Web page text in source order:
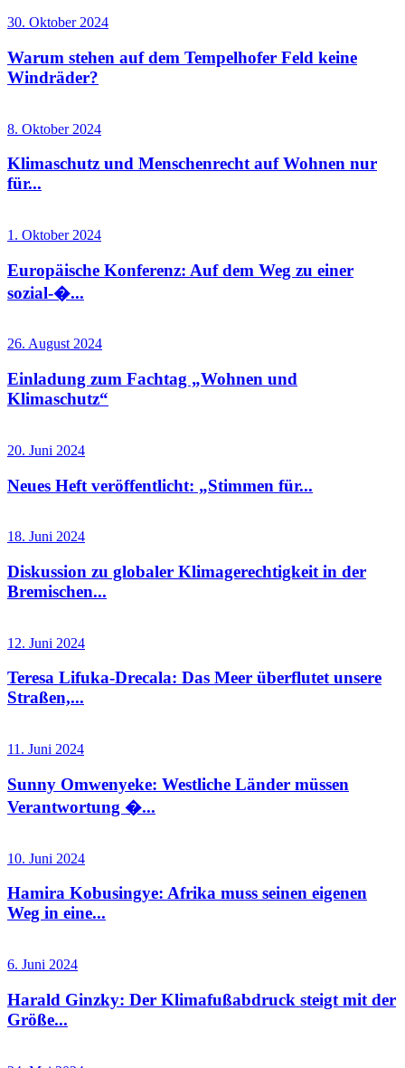
30. Oktober 2024
Warum stehen auf dem Tempelhofer Feld keine
Windräder?
8. Oktober 2024
Klimaschutz und Menschenrecht auf Wohnen nur
für...
1. Oktober 2024
Europäische Konferenz: Auf dem Weg zu einer
sozial-�...
26. August 2024
Einladung zum Fachtag „Wohnen und
Klimaschutz“
20. Juni 2024
Neues Heft veröffentlicht: „Stimmen für...
18. Juni 2024
Diskussion zu globaler Klimagerechtigkeit in der
Bremischen...
12. Juni 2024
Teresa Lifuka-Drecala: Das Meer überflutet unsere
Straßen,...
11. Juni 2024
Sunny Omwenyeke: Westliche Länder müssen
Verantwortung �...
10. Juni 2024
Hamira Kobusingye: Afrika muss seinen eigenen
Weg in eine...
6. Juni 2024
Harald Ginzky: Der Klimafußabdruck steigt mit der
Größe...